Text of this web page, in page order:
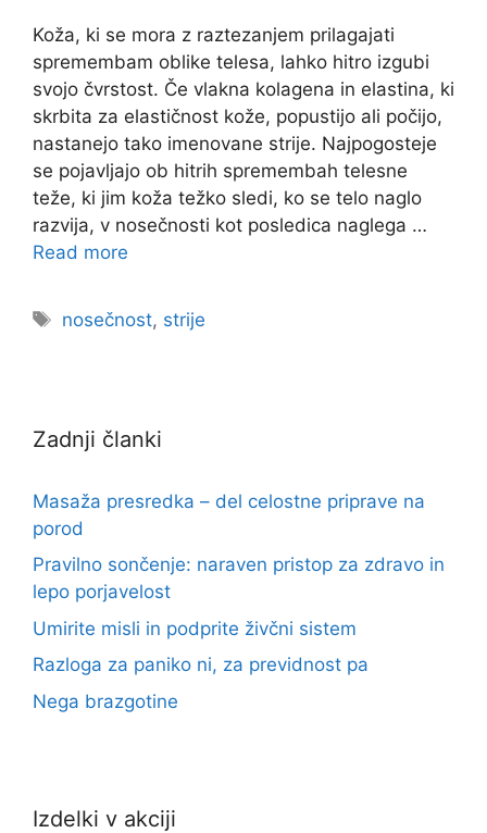
Koža, ki se mora z raztezanjem prilagajati
spremembam oblike telesa, lahko hitro izgubi
svojo čvrstost. Če vlakna kolagena in elastina, ki
skrbita za elastičnost kože, popustijo ali počijo,
nastanejo tako imenovane strije. Najpogosteje
se pojavljajo ob hitrih spremembah telesne
teže, ki jim koža težko sledi, ko se telo naglo
razvija, v nosečnosti kot posledica naglega …
Read more
nosečnost, strije
Zadnji članki
Masaža presredka – del celostne priprave na
porod
Pravilno sončenje: naraven pristop za zdravo in
lepo porjavelost
Umirite misli in podprite živčni sistem
Razloga za paniko ni, za previdnost pa
Nega brazgotine
Izdelki v akciji